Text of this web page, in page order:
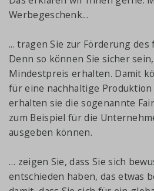
Werbegeschenk...
... tragen Sie zur Förderung
Denn so können Sie sicher
Mindestpreis erhalten. Damit
für eine nachhaltige Produktion
erhalten sie die sogenannte
zum Beispiel für die
ausgeben können.
… zeigen Sie, dass Sie sich
entschieden haben, das etwas